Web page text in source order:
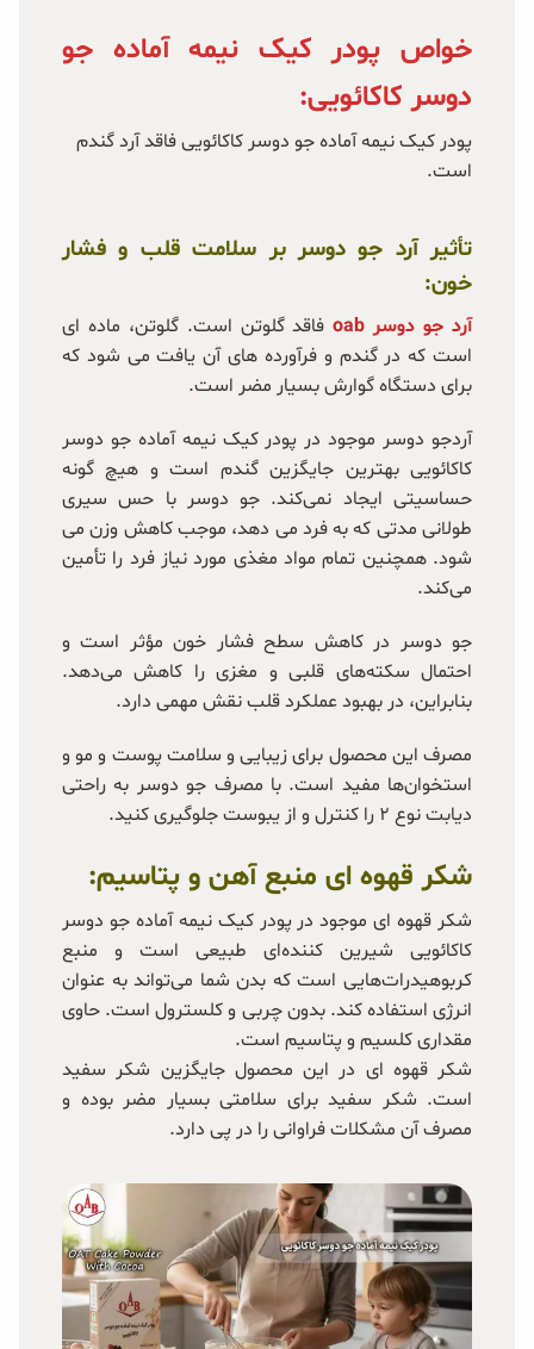
خواص پودر کیک نیمه آماده جو
دوسر کاکائویی:
پودر کیک نیمه آماده جو دوسر کاکائویی فاقد آرد گندم
است.
تأثیر آرد جو دوسر بر سلامت قلب و فشار
خون:
آرد جو دوسر oab
فاقد گلوتن است. گلوتن، ماده ای
است که در گندم و فرآورده های آن یافت می شود که
برای دستگاه گوارش بسیار مضر است.
آردجو دوسر موجود در پودر کیک نیمه آماده جو دوسر
کاکائویی بهترین جایگزین گندم است و هیچ گونه
حساسیتی ایجاد نمی‌کند. جو دوسر با حس سیری
طولانی مدتی که به فرد می دهد، موجب کاهش وزن می
شود. همچنین تمام مواد مغذی مورد نیاز فرد را تأمین
می‌کند.
جو دوسر در کاهش سطح فشار خون مؤثر است و
احتمال سکته‌های قلبی و مغزی را کاهش می‌دهد.
بنابراین، در بهبود عملکرد قلب نقش مهمی دارد.
مصرف این محصول برای زیبایی و سلامت پوست و مو و
استخوان‌ها مفید است. با مصرف جو دوسر به راحتی
دیابت نوع ۲ را کنترل و از یبوست جلوگیری کنید.
شکر قهوه ای منبع آهن و پتاسیم:
شکر قهوه ای موجود در پودر کیک نیمه آماده جو دوسر
کاکائویی شیرین کننده‌ای طبیعی است و منبع
کربوهیدرات‌هایی است که بدن شما می‌تواند به عنوان
انرژی استفاده کند. بدون چربی و کلسترول است. حاوی
مقداری کلسیم و پتاسیم است.
شکر قهوه ای در این محصول جایگزین شکر سفید
است. شکر سفید برای سلامتی بسیار مضر بوده و
مصرف آن مشکلات فراوانی را در پی دارد.